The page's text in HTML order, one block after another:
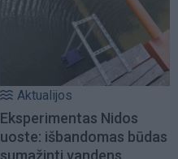
Aktualijos
Eksperimentas Nidos
uoste: išbandomas būdas
sumažinti vandens